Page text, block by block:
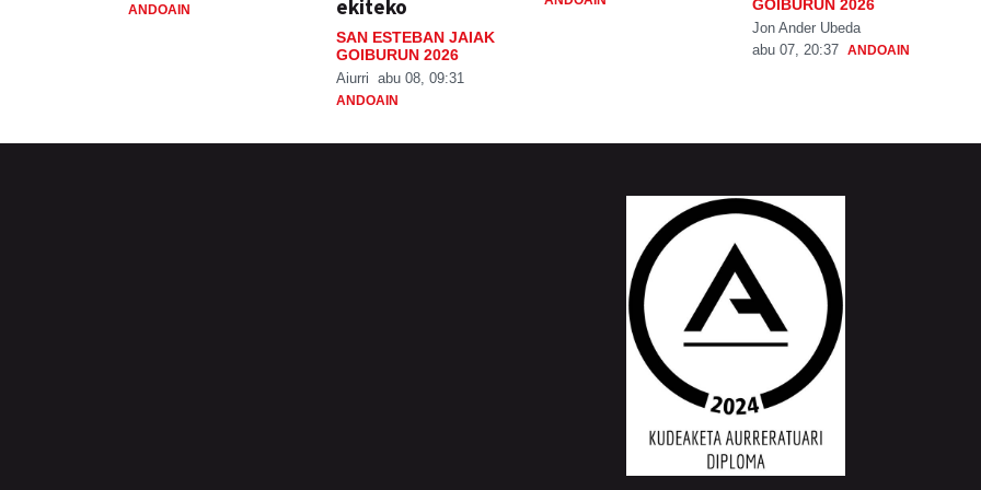
ANDOAIN
ekiteko
SAN ESTEBAN JAIAK
GOIBURUN 2026
Aiurri abu 08, 09:31
ANDOAIN
GOIBURUN 2026
Jon Ander Ubeda
abu 07, 20:37 ANDOAIN